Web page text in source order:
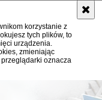
korzystanie z
tych plików, to
urządzenia.
zmieniając
oznacza